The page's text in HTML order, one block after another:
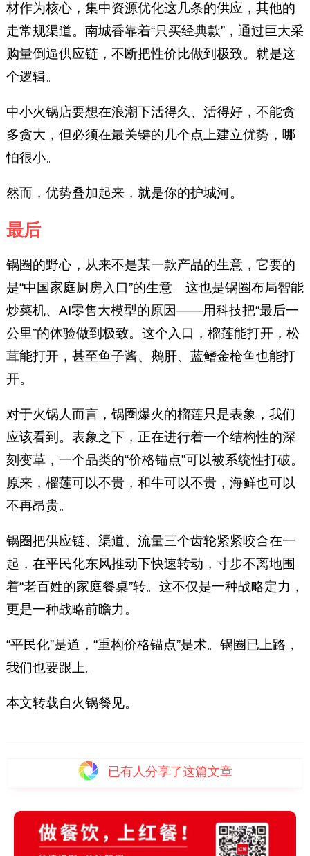
材作为核心，集中资源优化这几条的供应，其他的
走常规渠道。南城香靠着“只买经典款”，通过巨大采
购量倒逼供应链，不断把性价比做到极致。就是这
个逻辑。
中小火锅店要想在浪潮下活得久、活得好，不能贪
多贪大，但必须在最关键的几个点上建立优势，哪
怕很小。
然而，优势叠加起来，就是你的护城河。
最后
锅圈的野心，从来不是某一款产品的生意，它要的
是“中国家庭厨房入口”的生意。这也是锅圈布局智能
炒菜机、AI零售大模型的原因——用科技把“最后一
公里”的体验做到极致。这个入口，榴莲能打开，松
茸能打开，甚至鱼子酱、鹅肝、蓝鳍金枪鱼也能打
开。
对于火锅人而言，锅圈爆火的榴莲只是表象，我们
应该看到。表象之下，正在进行着一个结构性的深
刻变革，一个品类的“价格锚点”可以被系统性打破。
原来，榴莲可以不贵，和牛可以不贵，海鲜也可以
不再昂贵。
锅圈把供应链、渠道、流量三个齿轮紧紧咬合在一
起，在平民化东风推动下快速转动，寸步不离地围
着“老百姓的家庭餐桌”转。这不仅是一种战略定力，
更是一种战略前瞻力。
“平民化”是道，“重构价格锚点”是术。锅圈已上路，
我们也要跟上。
本文转载自火锅餐见。
已有人分享了这篇文章